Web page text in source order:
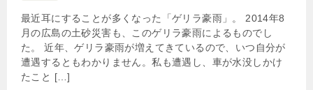
最近耳にすることが多くなった「ゲリラ豪雨」。 2014年8
月の広島の土砂災害も、このゲリラ豪雨によるものでし
た。 近年、ゲリラ豪雨が増えてきているので、いつ自分が
遭遇するともわかりません。私も遭遇し、車が水没しかけ
たこと […]